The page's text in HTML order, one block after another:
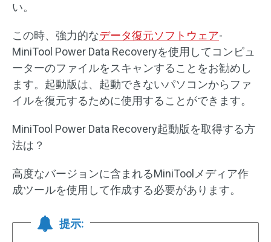
い。
この時、強力的なデータ復元ソフトウェア-
MiniTool Power Data Recoveryを使用してコンピュ
ーターのファイルをスキャンすることをお勧めし
ます。起動版は、起動できないパソコンからファ
イルを復元するために使用することができます。
MiniTool Power Data Recovery起動版を取得する方
法は？
高度なバージョンに含まれるMiniToolメディア作
成ツールを使用して作成する必要があります。
提示: